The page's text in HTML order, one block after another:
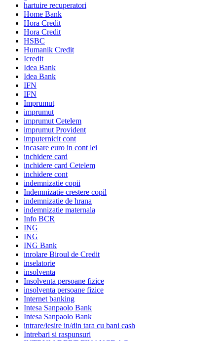
hartuire recuperatori
Home Bank
Hora Credit
Hora Credit
HSBC
Humanik Credit
Icredit
Idea Bank
Idea Bank
IFN
IFN
Imprumut
imprumut
imprumut Cetelem
imprumut Provident
imputernicit cont
incasare euro in cont lei
inchidere card
inchidere card Cetelem
inchidere cont
indemnizatie copii
Indemnizatie crestere copil
indemnizatie de hrana
indemnizatie maternala
Info BCR
ING
ING
ING Bank
inrolare Biroul de Credit
inselatorie
insolventa
Insolventa persoane fizice
insolventa persoane fizice
Internet banking
Intesa Sanpaolo Bank
Intesa Sanpaolo Bank
intrare/iesire in/din tara cu bani cash
Intrebari si raspunsuri